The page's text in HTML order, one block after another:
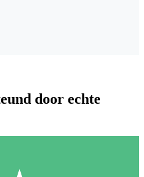
door echte